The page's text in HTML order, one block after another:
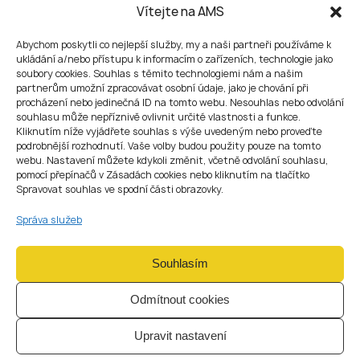
Vítejte na AMS
Abychom poskytli co nejlepší služby, my a naši partneři používáme k
ukládání a/nebo přístupu k informacím o zařízeních, technologie jako
soubory cookies. Souhlas s těmito technologiemi nám a našim
partnerům umožní zpracovávat osobní údaje, jako je chování při
procházení nebo jedinečná ID na tomto webu. Nesouhlas nebo odvolání
souhlasu může nepříznivě ovlivnit určité vlastnosti a funkce.
Kliknutím níže vyjádřete souhlas s výše uvedeným nebo proveďte
podrobnější rozhodnutí. Vaše volby budou použity pouze na tomto
webu. Nastavení můžete kdykoli změnit, včetně odvolání souhlasu,
pomocí přepínačů v Zásadách cookies nebo kliknutím na tlačítko
Spravovat souhlas ve spodní části obrazovky.
Správa služeb
Souhlasím
Odmítnout cookies
Upravit nastavení
K tomu je třeba dvakrát prodloužit dlouhodobé vízum.
Po dalších5 letech(celkem tedy po 10 letech) můžete
požádat očeské občanstvíprostřednictvím naturalizace.
Získejte právní pomoc
Proces získání dlouhodobého víza v ČR se liší podle vaší
situace a cílů.
👉Kontaktujte našeho právníka pro bezplatnou
konzultaci, abyste zjistili nejvhodnější imigrační cestu právě
pro vás.
FAQ
pro občany Moldavska?
Průměrná doba vyřízení je2–3 měsíce, v závislosti na